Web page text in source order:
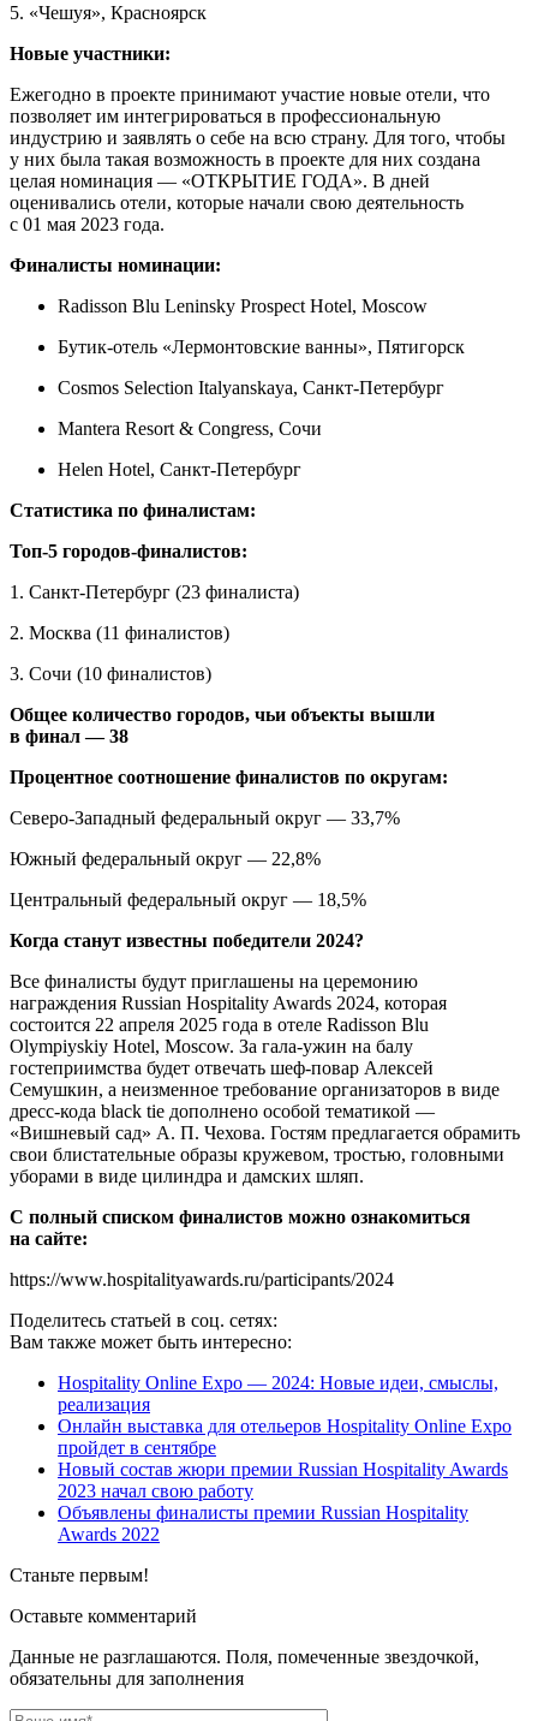
5. «Чешуя», Красноярск
Новые участники:
Ежегодно в проекте принимают участие новые отели, что
позволяет им интегрироваться в профессиональную
индустрию и заявлять о себе на всю страну. Для того, чтобы
у них была такая возможность в проекте для них создана
целая номинация — «ОТКРЫТИЕ ГОДА». В дней
оценивались отели, которые начали свою деятельность
с 01 мая 2023 года.
Финалисты номинации:
Radisson Blu Leninsky Prospect Hotel, Moscow
Бутик-отель «Лермонтовские ванны», Пятигорск
Cosmos Selection Italyanskaya, Санкт-Петербург
Mantera Resort & Congress, Сочи
Helen Hotel, Санкт-Петербург
Статистика по финалистам:
Топ-5 городов-финалистов:
1. Санкт-Петербург (23 финалиста)
2. Москва (11 финалистов)
3. Сочи (10 финалистов)
Общее количество городов, чьи объекты вышли
в финал — 38
Процентное соотношение финалистов по округам:
Северо-Западный федеральный округ — 33,7%
Южный федеральный округ — 22,8%
Центральный федеральный округ — 18,5%
Когда станут известны победители 2024?
Все финалисты будут приглашены на церемонию
награждения Russian Hospitality Awards 2024, которая
состоится 22 апреля 2025 года в отеле Radisson Blu
Olympiyskiy Hotel, Moscow. За гала-ужин на балу
гостеприимства будет отвечать шеф-повар Алексей
Семушкин, а неизменное требование организаторов в виде
дресс-кода black tie дополнено особой тематикой —
«Вишневый сад» А. П. Чехова. Гостям предлагается обрамить
свои блистательные образы кружевом, тростью, головными
уборами в виде цилиндра и дамских шляп.
С полный списком финалистов можно ознакомиться
на сайте:
https://www.hospitalityawards.ru/participants/2024
Поделитесь статьей в соц. сетях:
Вам также может быть интересно:
Hospitality Online Expo — 2024: Новые идеи, смыслы,
реализация
Онлайн выставка для отельеров Hospitality Online Expo
пройдет в сентябре
Новый состав жюри премии Russian Hospitality Awards
2023 начал свою работу
Объявлены финалисты премии Russian Hospitality
Awards 2022
Станьте первым!
Оставьте комментарий
Данные не разглашаются. Поля, помеченные звездочкой,
обязательны для заполнения